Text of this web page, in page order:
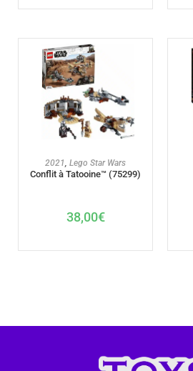
AJOUTER AU PANIER
2021, Lego Star Wars
Conflit à Tatooine™ (75299)
38,00€